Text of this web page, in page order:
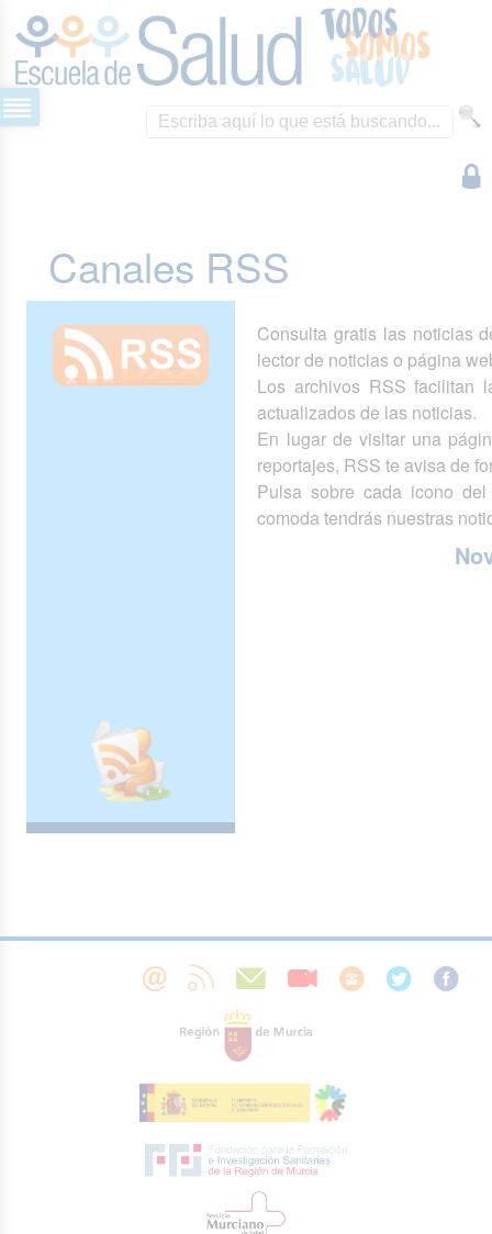
Canales RSS
Consulta gratis las noticias
lector de noticias o página
Los archivos RSS facilitan
actualizados de las noticias.
En lugar de visitar una
reportajes, RSS te avisa de
Pulsa sobre cada icono
comoda tendrás nuestras